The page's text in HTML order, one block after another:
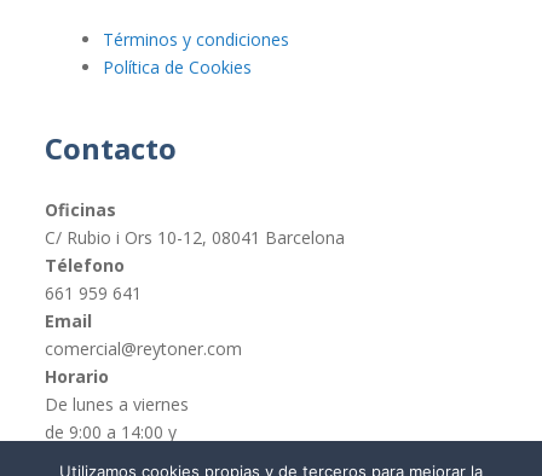
Términos y condiciones
Política de Cookies
Contacto
Oficinas
C/ Rubio i Ors 10-12, 08041 Barcelona
Télefono
661 959 641
Email
comercial@reytoner.com
Horario
De lunes a viernes
de 9:00 a 14:00 y
de 16:00 a 19:00
Utilizamos cookies propias y de terceros para mejorar la